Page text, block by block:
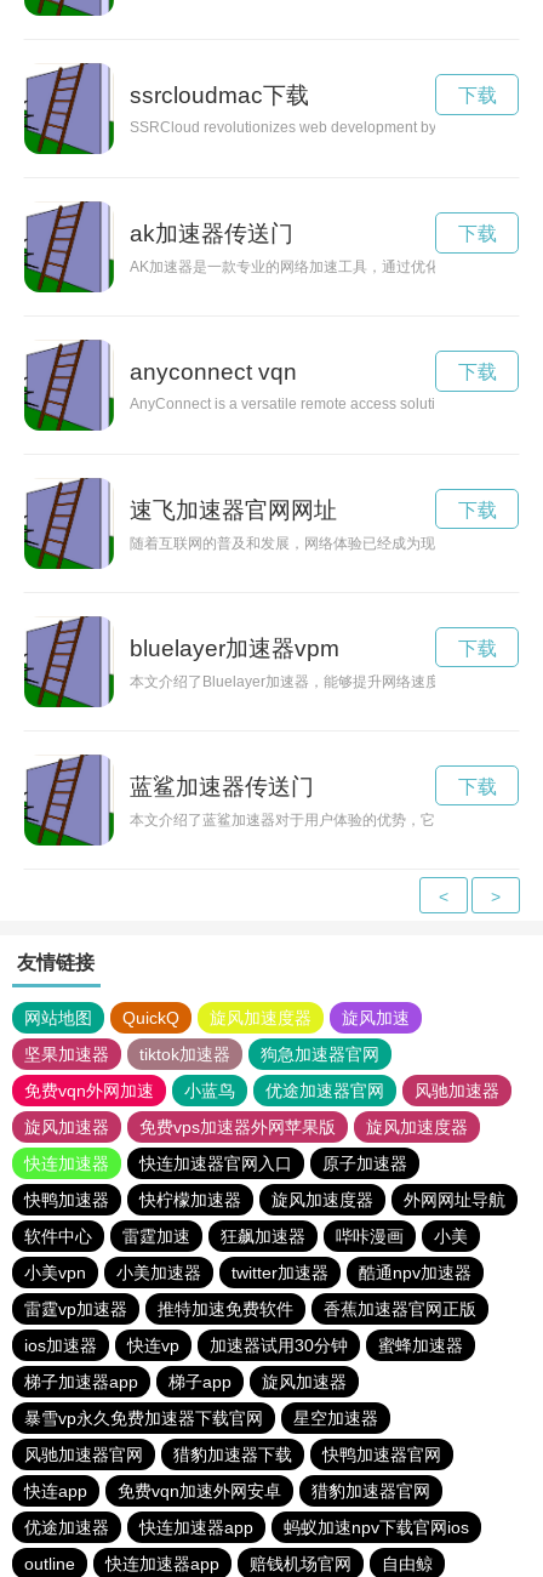
ssrcloudmac下载
SSRCloud revolutionizes web development by leveraging
下载
ak加速器传送门
AK加速器是一款专业的网络加速工具，通过优化网络连接，提
下载
anyconnect vqn
AnyConnect is a versatile remote access solution that allows
下载
速飞加速器官网网址
随着互联网的普及和发展，网络体验已经成为现代人生活的重
下载
bluelayer加速器vpm
本文介绍了Bluelayer加速器，能够提升网络速度，让用户畅享
下载
蓝鲨加速器传送门
本文介绍了蓝鲨加速器对于用户体验的优势，它能够提供高速
下载
< >
友情链接
网站地图 QuickQ 旋风加速度器
旋风加速
坚果加速器
tiktok加速器
狗急加速器官网
免费vqn外网加速
小蓝鸟 优途加速器官网
风驰加速器
旋风加速器
免费vps加速器外网苹果版
旋风加速度器
快连加速器
快连加速器官网入口
原子加速器
快鸭加速器
快柠檬加速器 旋风加速度器
外网网址导航
软件中心
雷霆加速 狂飙加速器 哔咔漫画
小美
小美vpn
小美加速器 twitter加速器
酷通npv加速器
雷霆vp加速器
推特加速免费软件
香蕉加速器官网正版
ios加速器
快连vp 加速器试用30分钟
蜜蜂加速器
梯子加速器app
梯子app
旋风加速器
暴雪vp永久免费加速器下载官网
星空加速器
风驰加速器官网
猎豹加速器下载
快鸭加速器官网
快连app
免费vqn加速外网安卓
猎豹加速器官网
优途加速器
快连加速器app
蚂蚁加速npv下载官网ios
outline
快连加速器app 赔钱机场官网 自由鲸